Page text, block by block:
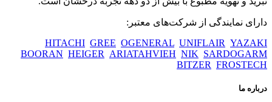
دارای نمایندگی از شرکت‌های معتبر:
HITACHI GREE OGENERAL UNIFLAIR YAZAKI
BOORAN HEIGER ARIATAHVIEH NIK SARDOGARM
BITZER FROSTECH
درباره ما